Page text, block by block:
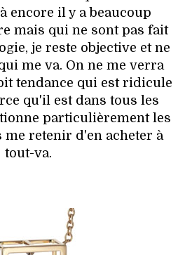
encore il y a beaucoup
mais qui ne sont pas fait
je reste objective et ne
me va. On ne me verra
tendance qui est ridicule
qu'il est dans tous les
particulièrement les
me retenir d'en acheter à
tout-va.